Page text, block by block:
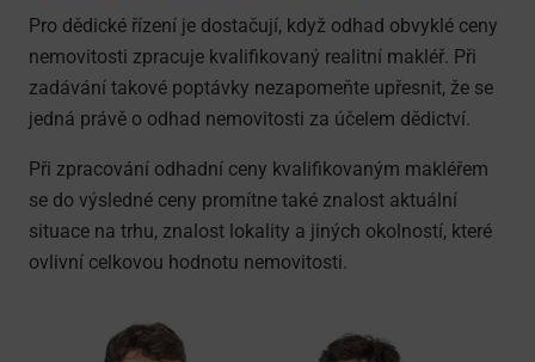
Pro dědické řízení je dostačují, když odhad obvyklé ceny
nemovitosti zpracuje kvalifikovaný realitní makléř. Při
zadávání takové poptávky nezapomeňte upřesnit, že se
jedná právě o odhad nemovitosti za účelem dědictví.
Při zpracování odhadní ceny kvalifikovaným makléřem
se do výsledné ceny promítne také znalost aktuální
situace na trhu, znalost lokality a jiných okolností, které
ovlivní celkovou hodnotu nemovitosti.